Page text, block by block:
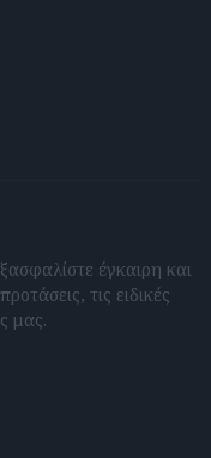
έγκαιρη και
τις ειδικές
μας.